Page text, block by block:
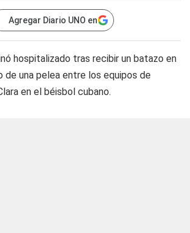
Agregar Diario UNO en
hospitalizado tras recibir un batazo en
de una pelea entre los equipos de
en el béisbol cubano.